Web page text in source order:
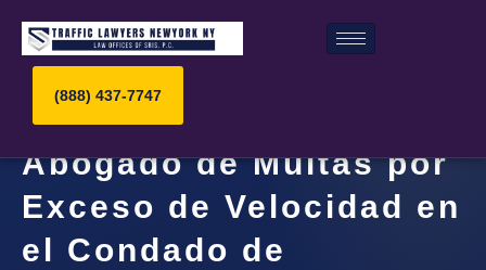
(888) 437-7747
Abogado de Multas por
Exceso de Velocidad en
el Condado de